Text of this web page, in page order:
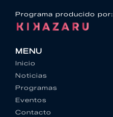
Programa producido por:
MENU
Inicio
Noticias
Programas
Eventos
Contacto